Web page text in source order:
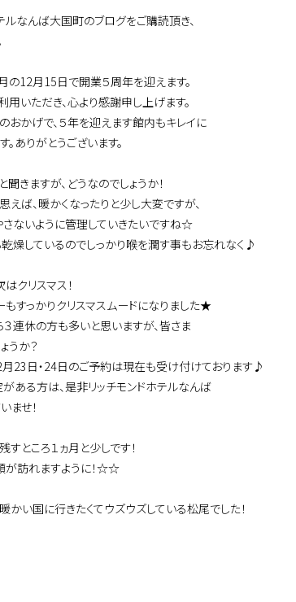
ルなんば大国町のブログをご購読頂き、
の12月15日で開業５周年を迎えます。
用いただき、心より感謝申し上げます。
おかげで、５年を迎えます館内もキレイに
ありがとうございます。
きますが、どうなのでしょうか！
えば、暖かくなったりと少し大変ですが、
ないように管理していきたいですね☆
乾燥しているのでしっかり喉を潤す事もお忘れなく♪
クリスマス！
すっかりクリスマスムードになりました★
連休の方も多いと思いますが、皆さま
うか？
23日・24日のご予約は現在も受け付けております♪
ある方は、是非リッチモンドホテルなんば
ませ！
ところ１ヵ月と少しです！
が訪れますように！☆☆
かい国に行きたくてウズウズしている松尾でした！